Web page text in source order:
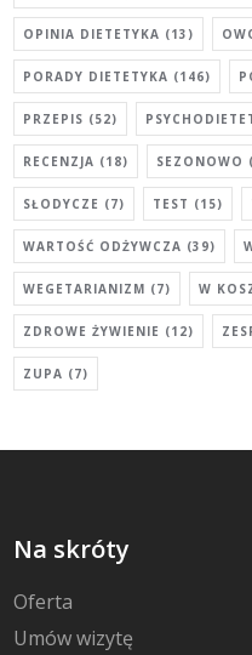
OPINIA DIETETYKA (13)
PORADY DIETETYKA (146)
PRZEPIS (52)
RECENZJA (18) SEZONOWO
SŁODYCZE (7) TEST (15)
WARTOŚĆ ODŻYWCZA (39)
WEGETARIANIZM (7) W
ZDROWE ŻYWIENIE (12)
ZUPA (7)
Na skróty
Oferta
Umów wizytę